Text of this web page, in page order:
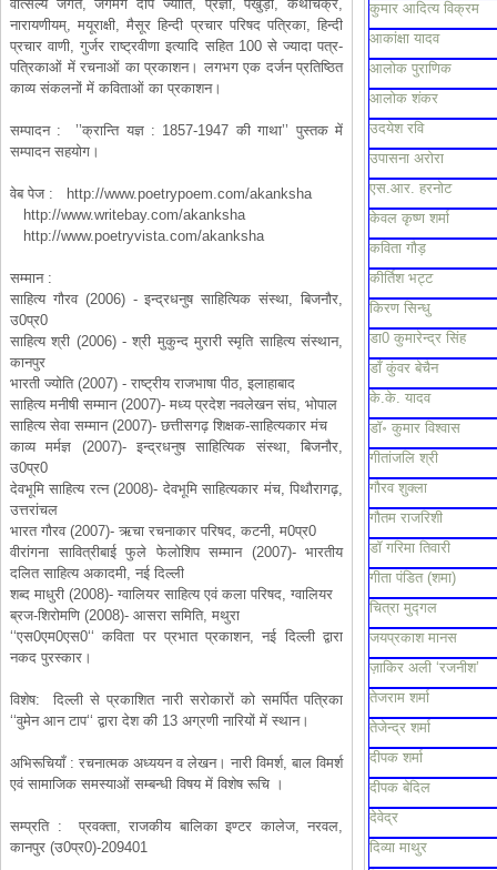
वात्सल्य जगत, जगमग दीप ज्योति, प्रज्ञा, पंखुड़ी, कथाचक्र,
नारायणीयम्, मयूराक्षी, मैसूर हिन्दी प्रचार परिषद पत्रिका, हिन्दी
प्रचार वाणी, गुर्जर राष्ट्रवीणा इत्यादि सहित 100 से ज्यादा पत्र-
पत्रिकाओं में रचनाओं का प्रकाशन। लगभग एक दर्जन प्रतिष्ठित
काव्य संकलनों में कविताओं का प्रकाशन।
सम्पादन :
’’क्रान्ति यज्ञ : 1857-1947 की गाथा’’ पुस्तक में
सम्पादन सहयोग।
वेब पेज :
http://www.poetrypoem.com/akanksha
http://www.writebay.com/akanksha
http://www.poetryvista.com/akanksha
सम्मान :
साहित्य गौरव (2006) - इन्द्रधनुष साहित्यिक संस्था, बिजनौर,
उ0प्र0
साहित्य श्री (2006) - श्री मुकुन्द मुरारी स्मृति साहित्य संस्थान,
कानपुर
भारती ज्योति (2007) - राष्ट्रीय राजभाषा पीठ, इलाहाबाद
साहित्य मनीषी सम्मान (2007)- मध्य प्रदेश नवलेखन संघ, भोपाल
साहित्य सेवा सम्मान (2007)- छत्तीसगढ़ शिक्षक-साहित्यकार मंच
काव्य मर्मज्ञ (2007)- इन्द्रधनुष साहित्यिक संस्था, बिजनौर,
उ0प्र0
देवभूमि साहित्य रत्न (2008)- देवभूमि साहित्यकार मंच, पिथौरागढ़,
उत्तरांचल
भारत गौरव (2007)- ऋचा रचनाकार परिषद, कटनी, म0प्र0
वीरांगना सावित्रीबाई फुले फेलोशिप सम्मान (2007)- भारतीय
दलित साहित्य अकादमी, नई दिल्ली
शब्द माधुरी (2008)- ग्वालियर साहित्य एवं कला परिषद, ग्वालियर
ब्रज-शिरोमणि (2008)- आसरा समिति, मथुरा
‘‘एस0एम0एस0‘‘ कविता पर प्रभात प्रकाशन, नई दिल्ली द्वारा
नकद पुरस्कार।
विशेष:
दिल्ली से प्रकाशित नारी सरोकारों को समर्पित पत्रिका
‘‘वुमेन आन टाप‘‘ द्वारा देश की 13 अग्रणी नारियों में स्थान।
अभिरूचियाँ : रचनात्मक अध्ययन व लेखन। नारी विमर्श, बाल विमर्श
एवं सामाजिक समस्याओं सम्बन्धी विषय में विशेष रूचि ।
सम्प्रति :
प्रवक्ता, राजकीय बालिका इण्टर कालेज, नरवल,
कानपुर (उ0प्र0)-209401
कुमार आदित्य विक्रम
आकांक्षा यादव
आलोक पुराणिक
आलोक शंकर
उदयेश रवि
उपासना अरोरा
एस.आर. हरनोट
केवल कृष्ण शर्मा
कविता गौड़
कीर्तिश भट्ट
किरण सिन्धु
डा0 कुमारेन्द्र सिंह
डाँ कुंवर बेचैन
के.के. यादव
डॉ॰ कुमार विश्वास
गीतांजलि श्री
गौरव शुक्ला
गौतम राजरिशी
डॉ गरिमा तिवारी
गीता पंडित (शमा)
चित्रा मुद्गल
जयप्रकाश मानस
ज़ाकिर अली ‘रजनीश’
तेजराम शर्मा
तेजेन्द्र शर्मा
दीपक शर्मा
दीपक बेदिल
देवेद्र
दिव्या माथुर